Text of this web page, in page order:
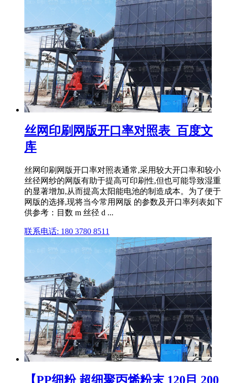
丝网印刷网版开口率对照表_百度文
库
丝网印刷网版开口率对照表通常,采用较大开口率和较小
丝径网纱的网版有助于提高可印刷性,但也可能导致湿重
的显著增加,从而提高太阳能电池的制造成本。为了便于
网版的选择,现将当今常用网版 的参数及开口率列表如下
供参考：目数 m 丝径 d ...
联系电话: 180 3780 8511
【PP细粉 超细聚丙烯粉末 120目 200